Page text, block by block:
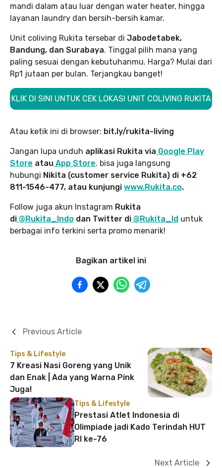
mandi dalam atau luar dengan water heater, hingga
layanan laundry dan bersih-bersih kamar.
Unit coliving Rukita tersebar di Jabodetabek,
Bandung, dan Surabaya. Tinggal pilih mana yang
paling sesuai dengan kebutuhanmu. Harga? Mulai dari
Rp1 jutaan per bulan. Terjangkau banget!
KLIK DI SINI UNTUK CEK LOKASI UNIT COLIVING RUKITA
Atau ketik ini di browser: bit.ly/rukita-living
Jangan lupa unduh aplikasi Rukita via Google Play
Store atau App Store, bisa juga langsung
hubungi Nikita (customer service Rukita) di +62
811-1546-477, atau kunjungi www.Rukita.co.
Follow juga akun Instagram Rukita
di @Rukita_Indo dan Twitter di @Rukita_Id untuk
berbagai info terkini serta promo menarik!
Bagikan artikel ini
Tips & Lifestyle
7 Kreasi Nasi Goreng yang Unik
dan Enak | Ada yang Warna Pink
Juga!
Previous Article
Tips & Lifestyle
Prestasi Atlet Indonesia di
Olimpiade jadi Kado Terindah HUT
RI ke-76
Next Article